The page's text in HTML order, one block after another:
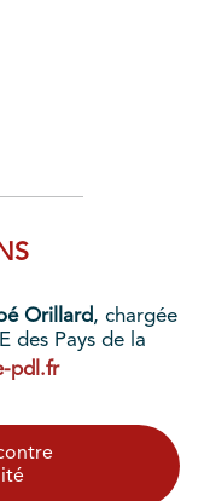
Orillard, chargée
des Pays de la
pdl.fr